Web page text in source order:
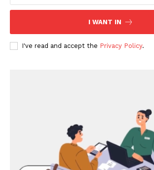
I WANT IN
I've read and accept the Privacy Policy.